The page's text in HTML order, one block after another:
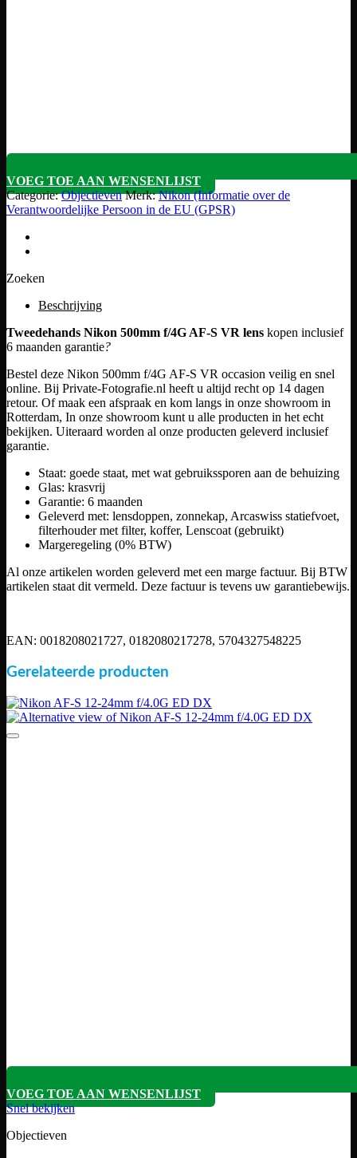
VOEG TOE AAN WENSENLIJST
Categorie:Objectieven Merk:Nikon (Informatie over de
Verantwoordelijke Persoon in de EU (GPSR)
Zoeken
Beschrijving
Tweedehands Nikon 500mm f/4G AF-S VR lens kopen inclusief
6 maanden garantie?
Bestel deze Nikon 500mm f/4G AF-S VR occasion veilig en snel
online. Bij Private-Fotografie.nl heeft u altijd recht op 14 dagen
retour. Of maak een afspraak en kom langs in onze showroom in
Rotterdam, In onze showroom kunt u alle producten in het echt
bekijken. Uiteraard worden al onze producten geleverd inclusief
garantie.
Staat: goede staat, met wat gebruikssporen aan de behuizing
Glas: krasvrij
Garantie: 6 maanden
Geleverd met: lensdoppen, zonnekap, Arcaswiss statiefvoet,
filterhouder met filter, koffer, Lenscoat (gebruikt)
Margeregeling (0% BTW)
Al onze artikelen worden geleverd met een marge factuur. Bij BTW
artikelen staat dit vermeld. Deze factuur is tevens uw garantiebewijs.
EAN: 0018208021727, 0182080217278, 5704327548225
Gerelateerde producten
VOEG TOE AAN WENSENLIJST
Snel bekijken
Objectieven